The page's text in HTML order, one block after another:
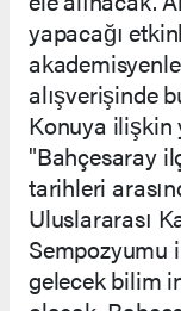
yapacağı
alışverişinde
Konuya ilişkin
"Bahçesaray
tarihleri
Uluslararası
Sempozyumu
gelecek bilim